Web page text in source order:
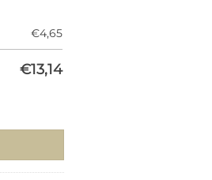
€4,65
€13,14